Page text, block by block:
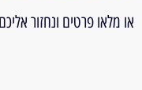
או מלאו פרטים ונחזור